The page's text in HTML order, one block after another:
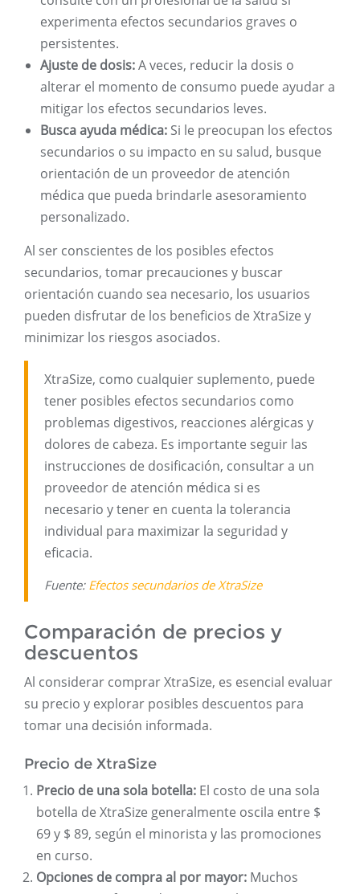
experimenta efectos secundarios graves o
persistentes.
Ajuste de dosis:A veces, reducir la dosis o
alterar el momento de consumo puede ayudar a
mitigar los efectos secundarios leves.
Busca ayuda médica: Si le preocupan los efectos
secundarios o su impacto en su salud, busque
orientación de un proveedor de atención
médica que pueda brindarle asesoramiento
personalizado.
Al ser conscientes de los posibles efectos
secundarios, tomar precauciones y buscar
orientación cuando sea necesario, los usuarios
pueden disfrutar de los beneficios de XtraSize y
minimizar los riesgos asociados.
XtraSize, como cualquier suplemento, puede
tener posibles efectos secundarios como
problemas digestivos, reacciones alérgicas y
dolores de cabeza. Es importante seguir las
instrucciones de dosificación, consultar a un
proveedor de atención médica si es
necesario y tener en cuenta la tolerancia
individual para maximizar la seguridad y
eficacia.
Fuente: Efectos secundarios de XtraSize
Comparación de precios y
descuentos
Al considerar comprar XtraSize, es esencial evaluar
su precio y explorar posibles descuentos para
tomar una decisión informada.
Precio de XtraSize
Precio de una sola botella: El costo de una sola
botella de XtraSize generalmente oscila entre $
69 y $ 89, según el minorista y las promociones
en curso.
Opciones de compra al por mayor: Muchos